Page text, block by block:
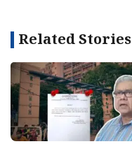
Related Stories